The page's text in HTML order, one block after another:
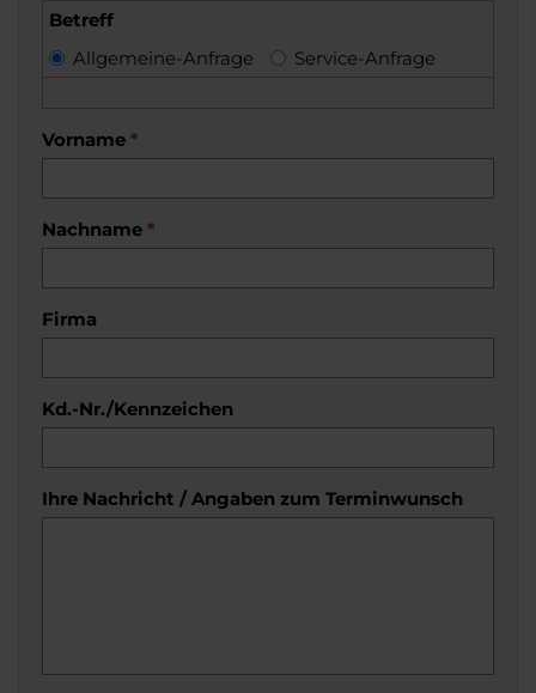
Betreff
Allgemeine-Anfrage
Service-Anfrage
Vorname *
Nachname *
Firma
Kd.-Nr./Kennzeichen
Ihre Nachricht / Angaben zum Terminwunsch